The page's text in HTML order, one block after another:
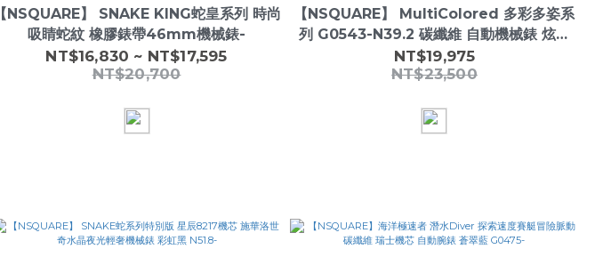
【NSQUARE】 SNAKE KING蛇皇系列 時尚
吸睛蛇紋 橡膠錶帶46mm機械錶-
NT$16,830 ~ NT$17,595
NT$20,700
【NSQUARE】 MultiColored 多彩多姿系
列 G0543-N39.2 碳纖維 自動機械錶 炫彩
黑-
NT$19,975
NT$23,500